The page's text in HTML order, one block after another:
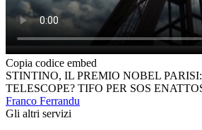
Copia codice embed
STINTINO, IL PREMIO NOBEL
TELESCOPE? TIFO PER SOS
Franco Ferrandu
Gli altri servizi